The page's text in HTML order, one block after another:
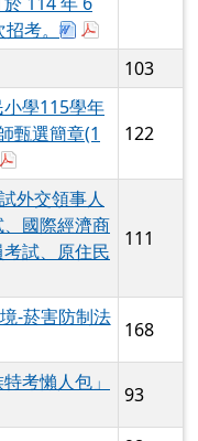
訊息
活動 於彈跳視窗觀
於彈跳視窗
86
學115學年
甄選（1次公
考甄選結果
看：115學年度第1次
學 115 學
師甄選（ 1
2 次招考甄
年 6 月 11
180
學 115 學
師甄選（ 1